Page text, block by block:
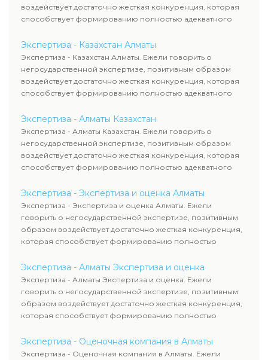
воздействует достаточно жесткая конкуренция, которая
способствует формированию полностью адекватного
Экспертиза - Казахстан Алматы
Экспертиза - Казахстан Алматы. Ежели говорить о
негосударственной экспертизе, позитивным образом
воздействует достаточно жесткая конкуренция, которая
способствует формированию полностью адекватного
Экспертиза - Алматы Казахстан
Экспертиза - Алматы Казахстан. Ежели говорить о
негосударственной экспертизе, позитивным образом
воздействует достаточно жесткая конкуренция, которая
способствует формированию полностью адекватного
Экспертиза - Экспертиза и оценка Алматы
Экспертиза - Экспертиза и оценка Алматы. Ежели
говорить о негосударственной экспертизе, позитивным
образом воздействует достаточно жесткая конкуренция,
которая способствует формированию полностью
Экспертиза - Алматы Экспертиза и оценка
Экспертиза - Алматы Экспертиза и оценка. Ежели
говорить о негосударственной экспертизе, позитивным
образом воздействует достаточно жесткая конкуренция,
которая способствует формированию полностью
Экспертиза - Оценочная компания в Алматы
Экспертиза - Оценочная компания в Алматы. Ежели